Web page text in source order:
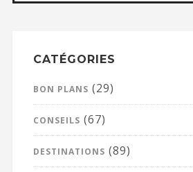
CATÉGORIES
BON PLANS (29)
CONSEILS (67)
DESTINATIONS (89)